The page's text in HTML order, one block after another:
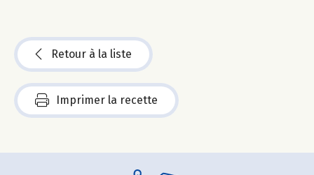
Retour à la liste
Imprimer la recette